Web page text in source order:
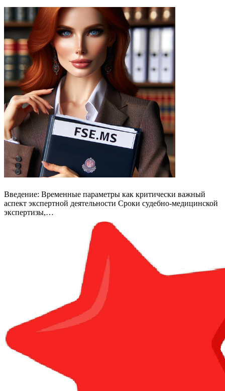
Введение: Временные параметры как критически важный
аспект экспертной деятельности Сроки судебно-медицинской
экспертизы,…